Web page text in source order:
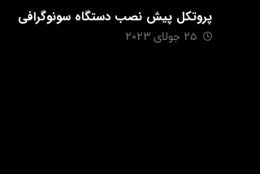
پروتکل پیش نصب دستگاه سونوگرافی
25 جولای 2023